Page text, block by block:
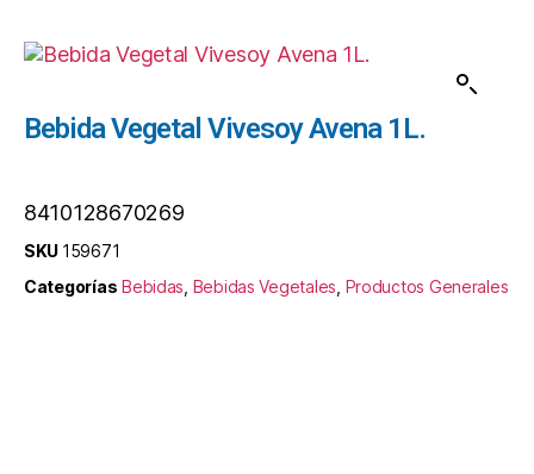
Bebida Vegetal Vivesoy Avena 1L.
8410128670269
SKU 159671
Categorías Bebidas Bebidas Vegetales Productos Generales